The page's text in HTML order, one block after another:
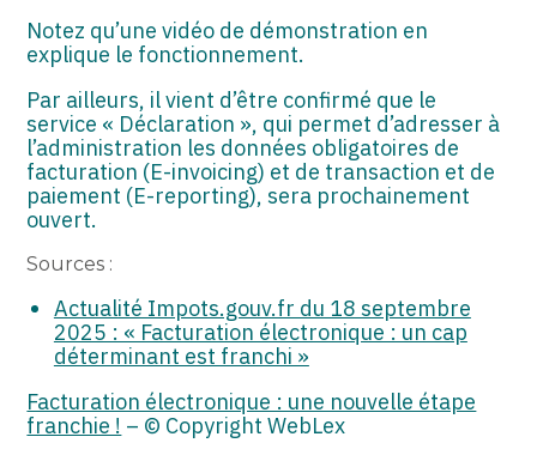
Notez qu’une vidéo de démonstration en
explique le fonctionnement.
Par ailleurs, il vient d’être confirmé que le
service « Déclaration », qui permet d’adresser à
l’administration les données obligatoires de
facturation (E-invoicing) et de transaction et de
paiement (E-reporting), sera prochainement
ouvert.
Sources :
Actualité Impots.gouv.fr du 18 septembre
2025 : « Facturation électronique : un cap
déterminant est franchi »
Facturation électronique : une nouvelle étape
franchie ! – © Copyright WebLex